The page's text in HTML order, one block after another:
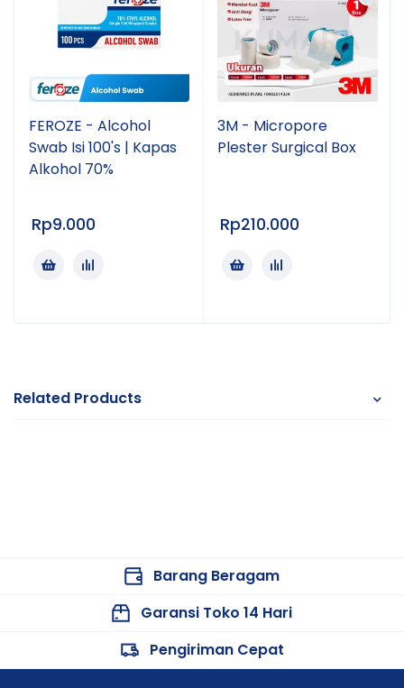
FEROZE - Alcohol
Swab Isi 100's | Kapas
Alkohol 70%
Rp9.000
3M - Micropore
Plester Surgical Box
Rp210.000
Related Products
Barang Beragam
Garansi Toko 14 Hari
Pengiriman Cepat